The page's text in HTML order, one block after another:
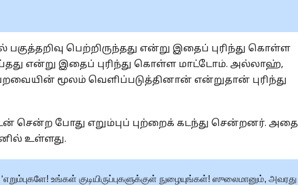
பெற்றிருந்தது என்று இதைப் புரிந்து கொள்ள
என்று இதைப் புரிந்து கொள்ள மாட்டோம். அல்லாஹ்,
மூலம் வெளிப்படுத்தினான் என்றுதான் புரிந்து
சென்ற போது எறும்புப் புற்றைக் கடந்து சென்றனர். அதை
உள்ளது.
உங்கள் குடியிருப்புகளுக்குள் நுழையுங்கள்! ஸுலைமானும், அவரது